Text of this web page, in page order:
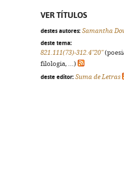
VER TÍTULOS
destes autores: Samantha
deste tema:
821.111(73)-312.4"20"
filologia, ...)
deste editor: Suma de Letras